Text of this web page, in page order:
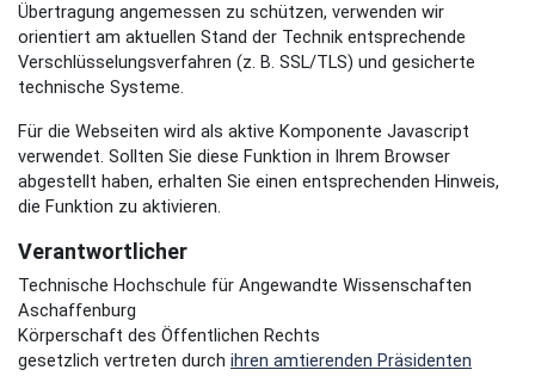
Übertragung angemessen zu schützen, verwenden wir
orientiert am aktuellen Stand der Technik entsprechende
Verschlüsselungsverfahren (z. B. SSL/TLS) und gesicherte
technische Systeme.
Für die Webseiten wird als aktive Komponente Javascript
verwendet. Sollten Sie diese Funktion in Ihrem Browser
abgestellt haben, erhalten Sie einen entsprechenden Hinweis,
die Funktion zu aktivieren.
Verantwortlicher
Technische Hochschule für Angewandte Wissenschaften
Aschaffenburg
Körperschaft des Öffentlichen Rechts
gesetzlich vertreten durch ihren amtierenden Präsidenten